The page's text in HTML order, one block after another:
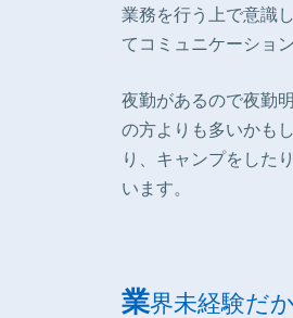
業務を行う上で意識
てコミュニケーショ
夜勤があるので夜勤
の方よりも多いかも
り、キャンプをした
います。
業界未経験だ